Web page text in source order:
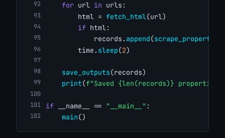
for url in urls:
        html =
fetch_html(url)
if html:
            records.
append(scrape_property
        time.
sleep(2)
save_outputs(records)
print(f"Saved {len(records)} properties"
if __name__ == "__main__" :
main()